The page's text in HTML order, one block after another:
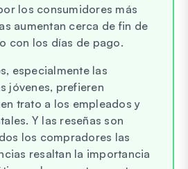
los consumidores más
aumentan cerca de fin de
con los días de pago.
especialmente las
jóvenes, prefieren
trato a los empleados y
Y las reseñas son
los compradores las
resaltan la importancia